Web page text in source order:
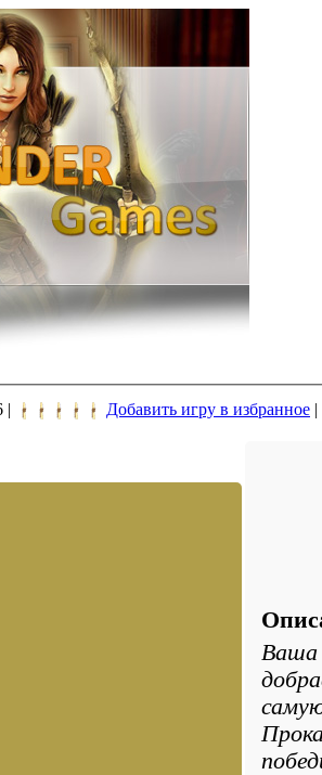
| Добавить игру в избранное |
Ваша